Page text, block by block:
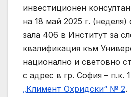
инвестиционен
на 18 май 2025 г. (неделя)
зала 406 в Институт за
квалификация към
национално и световно
с адрес в гр. София – п.к.
„Климент Охридски“ № 2.